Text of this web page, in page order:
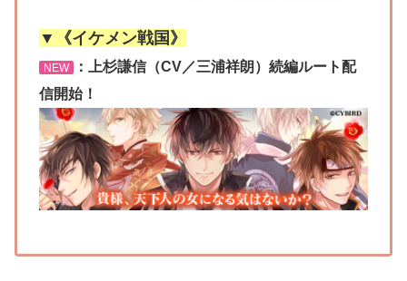
▼《イケメン戦国》
NEW
：上杉謙信（CV／三浦祥朗）続編ルート配
信開始！